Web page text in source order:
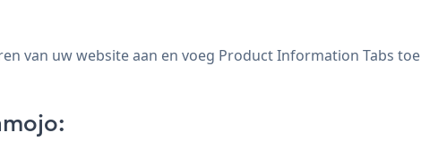
van uw website aan en voeg Product Information Tabs